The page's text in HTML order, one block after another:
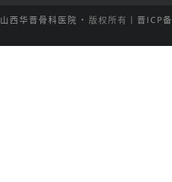
山西华晋骨科医院 • 版权所有丨 晋ICP